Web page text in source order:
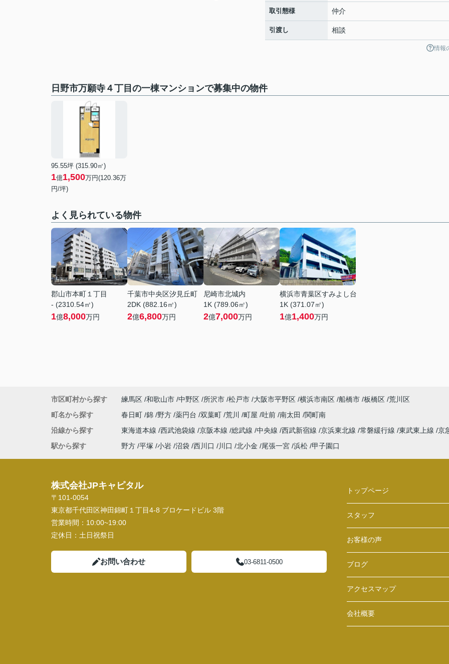
取引態様 仲介
引渡し 相談
情報
日野市万願寺４丁目の一棟マンションで募集中の物件
95.55坪 (315.90㎡)
1億1,500万円(120.36万
円/坪)
よく見られている物件
郡山市本町１丁目
- (2310.54㎡)
1億8,000万円
千葉市中央区汐見丘町
2DK (882.16㎡)
2億6,800万円
尼崎市北城内
1K (789.06㎡)
2億7,000万円
横浜市青葉区すみよし台
1K (371.07㎡)
1億1,400万円
市区町村から探す 練馬区 和歌山市 中野区 所沢市 松戸市 大阪市平野区 横浜市南区 船橋市 板橋区 荒川区
町名から探す
春日町 錦 野方 薬円台 双葉町 荒川 町屋 吐前 南太田
関町南
沿線から探す
東海道本線 西武池袋線 京阪本線 総武線 中央線 西武新宿線 京浜東北線 常磐緩行線 東武東上線 京
駅から探す
野方 平塚 小岩 沼袋 西川口 川口 北小金 尾張一宮 浜松 甲子園口
株式会社JPキャピタル
〒101-0054
東京都千代田区神田錦町１丁目4-8 ブロケードビル 3階
営業時間： 10:00~19:00
定休日： 土日祝祭日
お問い合わせ 03-6811-0500
トップページ
スタッフ
お客様の声
ブログ
アクセスマップ
会社概要